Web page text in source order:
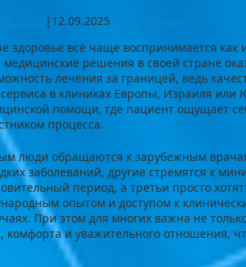
| 12.09.2025
здоровье всё чаще воспринимается как
решения в своей стране
лечения за границей, ведь
в клиниках Европы, Израиля
помощи, где пациент ощущает
процесса.
люди обращаются к зарубежным
заболеваний, другие стремятся к
период, а третьи просто
опытом и доступом к
При этом для многих важна не
комфорта и уважительного отношения,